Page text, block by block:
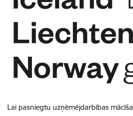
Lai pasniegtu uzņēmējdarbības